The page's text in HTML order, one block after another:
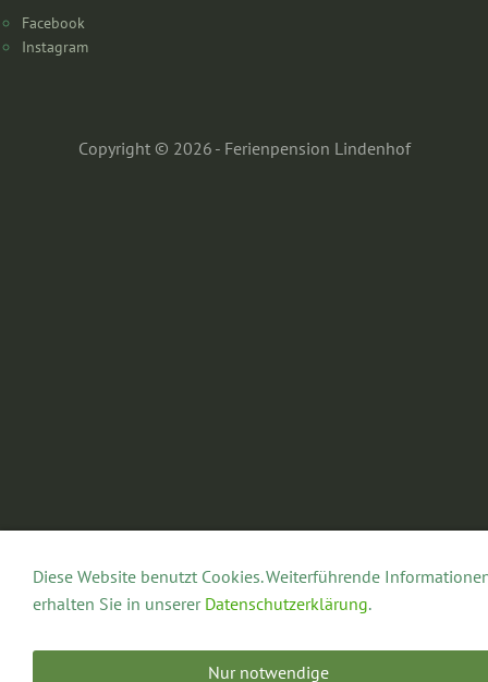
Facebook
Instagram
Copyright © 2026 - Ferienpension Lindenhof
Diese Website benutzt Cookies. Weiterführende
erhalten Sie in unserer Datenschutzerklärung.
Nur notwendige